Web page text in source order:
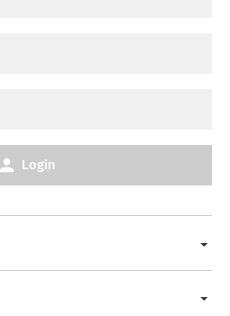
Login